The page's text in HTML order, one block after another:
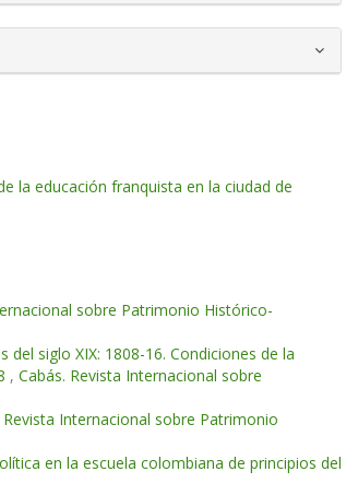
la educación franquista en la ciudad de
sobre Patrimonio Histórico-
siglo XIX: 1808-16. Condiciones de la
, Cabás. Revista Internacional sobre
Revista Internacional sobre Patrimonio
en la escuela colombiana de principios del